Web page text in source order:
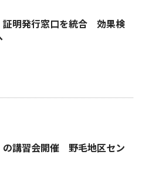
明発行窓口を統合 効果検
の講習会開催 野毛地区セン